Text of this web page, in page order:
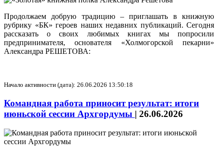
Продолжаем добрую традицию – приглашать в книжную
рубрику «БК» героев наших недавних публикаций. Сегодня
рассказать о своих любимых книгах мы попросили
предпринимателя, основателя «Холмогорской пекарни»
Александра РЕШЕТОВА:
Начало активности (дата): 26.06.2026 13:50:18
Командная работа приносит результат: итоги
июньской сессии Архгордумы | 26.06.2026